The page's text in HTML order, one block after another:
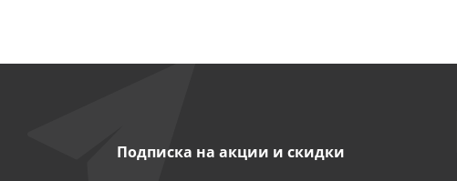
Подписка на акции и скидки